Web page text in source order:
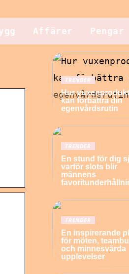
Affärer Pengar
TRENDER
Hur
kan förbättra din
egenvårdsrutin
TRENDER
En stund för dig
varför slots blir
männens
TRENDER
En inspirerande
för möten,
och minnesvärda
upplevelser